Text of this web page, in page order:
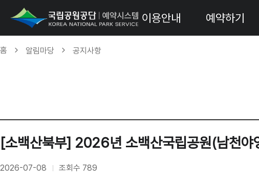
이용안내 예약하기
홈 알림마당 공지사항
[소백산북부] 2026년 소백산국립공원(남천야
2026-07-08 조회수 789